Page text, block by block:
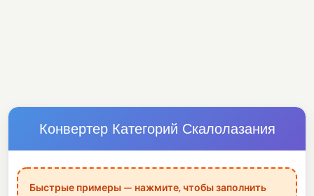
Конвертер Категорий Скалолазания
Быстрые примеры — нажмите, чтобы заполнить